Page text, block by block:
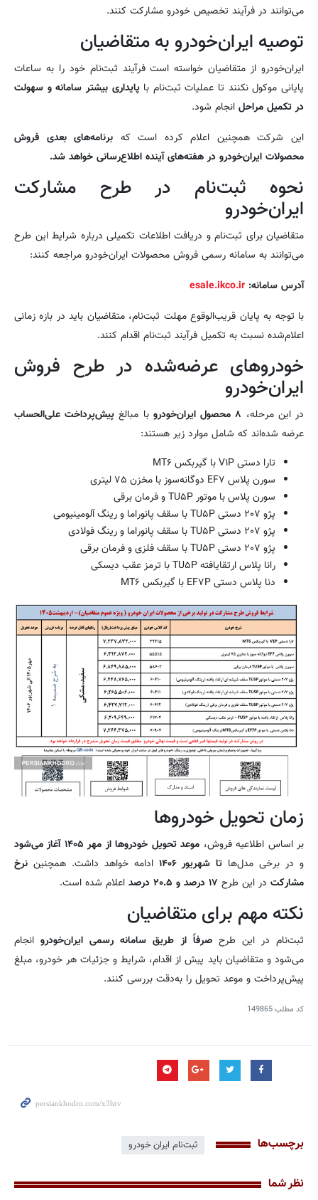
می‌توانند در فرآیند تخصیص خودرو مشارکت کنند.
توصیه ایران‌خودرو به متقاضیان
ایران‌خودرو از متقاضیان خواسته است فرآیند ثبت‌نام خود را به ساعات
پایانی موکول نکنند تا عملیات ثبت‌نام باپایداری بیشتر سامانه و سهولت
در تکمیل مراحل انجام شود.
این شرکت همچنین اعلام کرده است که برنامه‌های بعدی فروش
محصولات ایران‌خودرو در هفته‌های آینده اطلاع‌رسانی خواهد شد.
نحوه ثبت‌نام در طرح مشارکت
ایران‌خودرو
متقاضیان برای ثبت‌نام و دریافت اطلاعات تکمیلی درباره شرایط این طرح
می‌توانند به سامانه رسمی فروش محصولات ایران‌خودرو مراجعه کنند:
آدرس سامانه: esale.ikco.ir
با توجه به پایان قریب‌الوقوع مهلت ثبت‌نام، متقاضیان باید در بازه زمانی
اعلام‌شده نسبت به تکمیل فرآیند ثبت‌نام اقدام کنند.
خودروهای عرضه‌شده در طرح فروش
ایران‌خودرو
در این مرحله، ۸ محصول ایران‌خودرو با مبالغ پیش‌پرداخت علی‌الحساب
عرضه شده‌اند که شامل موارد زیر هستند:
تارا دستی V۱P با گیربکس MT۶
سورن پلاس EF۷ دوگانه‌سوز با مخزن ۷۵ لیتری
سورن پلاس با موتور TU۵P و فرمان برقی
پژو ۲۰۷ دستی TU۵P با سقف پانوراما و رینگ آلومینیومی
پژو ۲۰۷ دستی TU۵P با سقف پانوراما و رینگ فولادی
پژو ۲۰۷ دستی TU۵P با سقف فلزی و فرمان برقی
رانا پلاس ارتقایافته TU۵P با ترمز عقب دیسکی
دنا پلاس دستی EF۷P با گیربکس MT۶
زمان تحویل خودروها
بر اساس اطلاعیه فروش، موعد تحویل خودروها از مهر ۱۴۰۵ آغاز می‌شود
و در برخی مدل‌ها تا شهریور ۱۴۰۶ ادامه خواهد داشت. همچنین نرخ
مشارکت در این طرح ۱۷ درصد و ۲۰.۵ درصد اعلام شده است.
نکته مهم برای متقاضیان
ثبت‌نام در این طرحصرفاً از طریق سامانه رسمی ایران‌خودروانجام
می‌شود و متقاضیان باید پیش از اقدام، شرایط و جزئیات هر خودرو، مبلغ
پیش‌پرداخت و موعد تحویل را به‌دقت بررسی کنند.
کد مطلب149865
برچسب‌ها ثبت‌نام ایران خودرو
نظر شما